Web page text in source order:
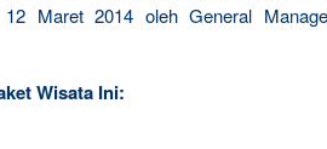
Maret 2014 oleh General
Wisata Ini: